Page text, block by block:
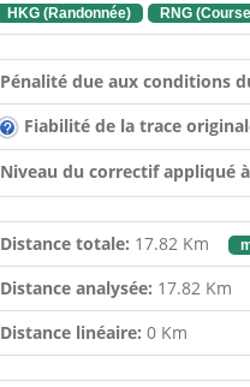
HKG (Randonnée) RNG
Pénalité due aux conditions
Fiabilité de la trace
Niveau du correctif appliqué
Distance totale: 17.82 Km
Distance analysée: 17.82 Km
Distance linéaire: 0 Km